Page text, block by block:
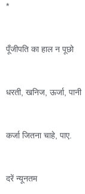
*
पूँजीपति का हाल न पूछो
धरती, खनिज, ऊर्जा, पानी
कर्जा जितना चाहे, पाए.
दरें न्यूनतम